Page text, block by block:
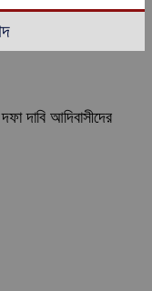
দাবি আদিবাসীদের